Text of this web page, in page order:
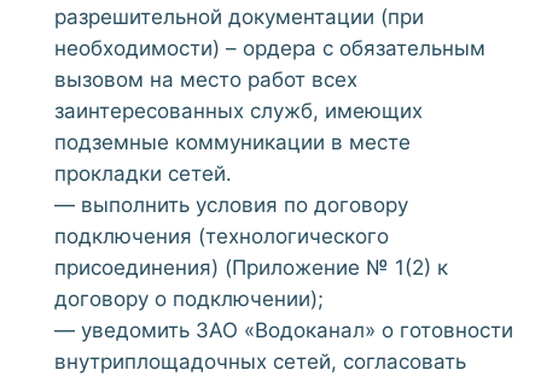
разрешительной документации (при
необходимости) – ордера с обязательным
вызовом на место работ всех
заинтересованных служб, имеющих
подземные коммуникации в месте
прокладки сетей.
— выполнить условия по договору
подключения (технологического
присоединения) (Приложение № 1(2) к
договору о подключении);
— уведомить ЗАО «Водоканал» о готовности
внутриплощадочных сетей, согласовать